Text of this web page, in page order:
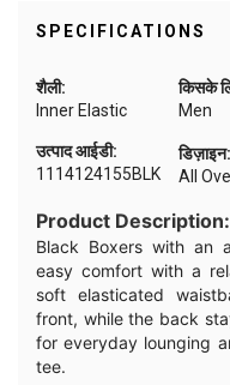
SPECIFICATIONS
शैली:
Inner Elastic
किसके
Men
डिज़ाइन:
All
उत्पाद आईडी:
1114124155BLK
Product Description:
Black Boxers with an
easy comfort with a
soft elasticated
front, while the back
for everyday lounging
tee.